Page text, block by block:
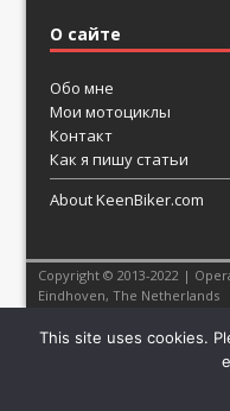
О сайте
Обо мне
Мои мотоциклы
Контакт
Как я пишу статьи
About KeenBiker.com
Copyright © 2013-2022 |
Eindhoven, The Netherlands
This site uses cookies.